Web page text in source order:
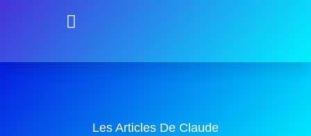
Les Articles De Claude